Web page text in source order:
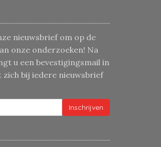
nieuwsbrief om op de
onze onderzoeken! Na
u een bevestigingsmail in
zich bij iedere nieuwsbrief
Inschrijven